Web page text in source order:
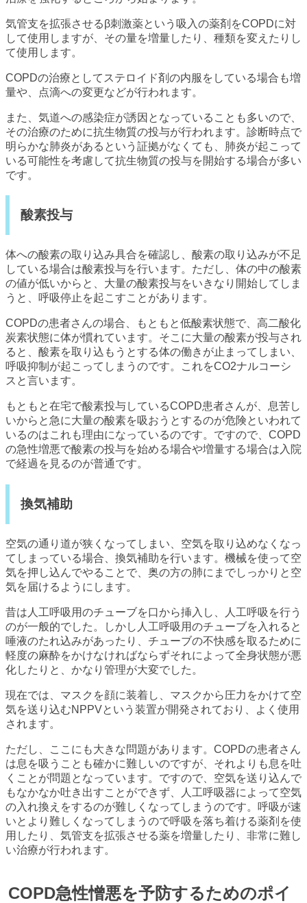
気管支を拡張させるβ刺激薬という吸入の薬剤をCOPDに対
して使用しますが、その量を増量したり、種類を変えたりし
て使用します。
COPDの治療としてステロイド剤の内服をしている場合も増
量や、点滴への変更などが行われます。
また、気道への感染症が誘因となっていることも多いので、
その治療のために抗生物質の投与が行われます。診断時点で
明らかな肺炎があるという証拠がなくても、肺炎が起こって
いる可能性を考慮して抗生物質の投与を開始する場合が多い
です。
酸素投与
体への酸素の取り込み具合を確認し、酸素の取り込みが不足
している場合は酸素投与を行います。ただし、体の中の酸素
の値が低いからと、大量の酸素投与をいきなり開始してしま
うと、呼吸停止を起こすことがあります。
COPDの患者さんの場合、もともと低酸素状態で、高二酸化
炭素状態に体が慣れています。そこに大量の酸素が投与され
ると、酸素を取り込もうとする体の働きが止まってしまい、
呼吸抑制が起こってしまうのです。これをCO2ナルコーシ
スと言います。
もともと在宅で酸素投与しているCOPD患者さんが、息苦し
いからと急に大量の酸素を吸おうとするのが危険といわれて
いるのはこれも理由になっているのです。ですので、COPD
の急性増悪で酸素の投与を始める場合や増量する場合は入院
で経過を見るのが普通です。
換気補助
空気の通り道が狭くなってしまい、空気を取り込めなくなっ
てしまっている場合、換気補助を行います。機械を使って空
気を押し込んでやることで、奥の方の肺にまでしっかりと空
気を届けるようにします。
昔は人工呼吸用のチューブを口から挿入し、人工呼吸を行う
のが一般的でした。しかし人工呼吸用のチューブを入れると
唾液のたれ込みがあったり、チューブの不快感を取るために
軽度の麻酔をかけなければならずそれによって全身状態が悪
化したりと、かなり管理が大変でした。
現在では、マスクを顔に装着し、マスクから圧力をかけて空
気を送り込むNPPVという装置が開発されており、よく使用
されます。
ただし、ここにも大きな問題があります。COPDの患者さん
は息を吸うことも確かに難しいのですが、それよりも息を吐
くことが問題となっています。ですので、空気を送り込んで
もなかなか吐き出すことができず、人工呼吸器によって空気
の入れ換えをするのが難しくなってしまうのです。呼吸が速
いとより難しくなってしまうので呼吸を落ち着ける薬剤を使
用したり、気管支を拡張させる薬を増量したり、非常に難し
い治療が行われます。
COPD急性憎悪を予防するためのポイ